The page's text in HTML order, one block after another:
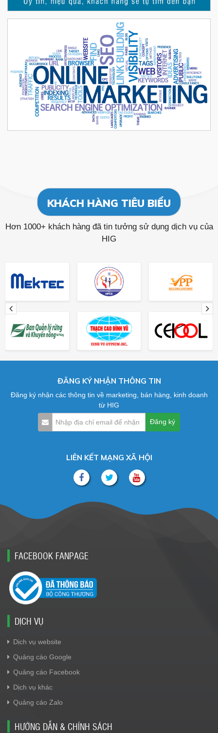
KHÁCH HÀNG TIÊU BIỂU
Hơn 1000+ khách hàng đã tin tưởng sử dụng dịch vụ của
HIG
ĐĂNG KÝ NHẬN THÔNG TIN
Đăng ký nhận các thông tin về marketing, bán hàng, kinh doanh
từ HIG
LIÊN KẾT MẠNG XÃ HỘI
FACEBOOK FANPAGE
DỊCH VỤ
Dịch vụ website
Quảng cáo Google
Quảng cáo Facebook
Dịch vụ khác
Quảng cáo Zalo
HƯỚNG DẪN & CHÍNH SÁCH